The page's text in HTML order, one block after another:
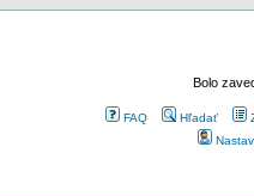
Bolo
FAQ Hľadať